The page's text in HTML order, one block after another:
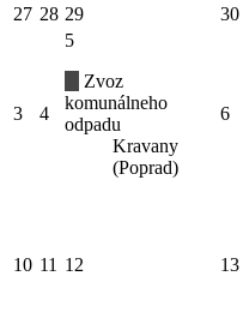
27 28 29 30
3 4
5
Zvoz
komunálneho
odpadu
Kravany
(Poprad)
6
10 11 12 13